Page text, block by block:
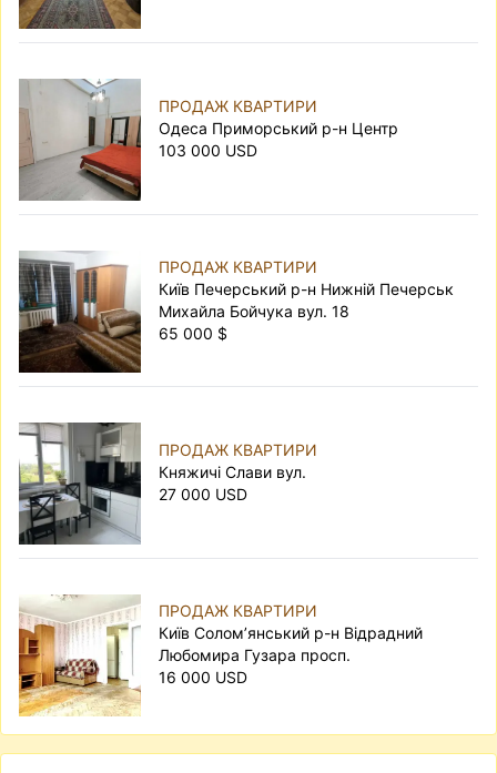
ПРОДАЖ КВАРТИРИ
Одеса Приморський р-н Центр
103 000 USD
ПРОДАЖ КВАРТИРИ
Київ Печерський р-н Нижній Печерськ
Михайла Бойчука вул. 18
65 000 $
ПРОДАЖ КВАРТИРИ
Княжичі Слави вул.
27 000 USD
ПРОДАЖ КВАРТИРИ
Київ Солом’янський р-н Відрадний
Любомира Гузара просп.
16 000 USD